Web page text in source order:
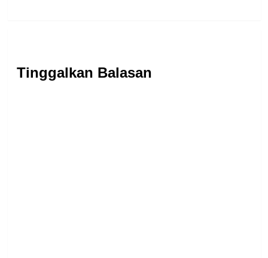
Tinggalkan Balasan